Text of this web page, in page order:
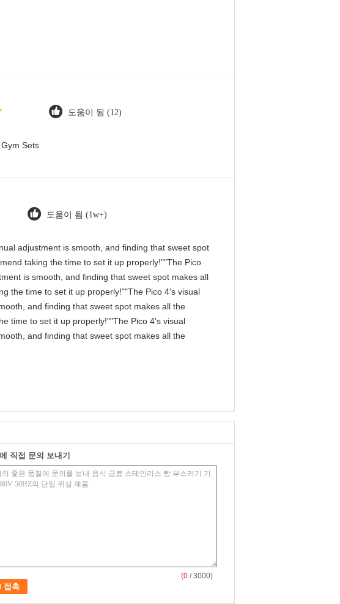
도움이 됨 (12)
Sets
도움이 됨 (1w+)
adjustment is smooth, and finding that sweet spot
taking the time to set it up properly!""The Pico
is smooth, and finding that sweet spot makes all
the time to set it up properly!""The Pico 4's visual
and finding that sweet spot makes all the
time to set it up properly!""The Pico 4's visual
and finding that sweet spot makes all the
직접 문의 보내기
(0 / 3000)